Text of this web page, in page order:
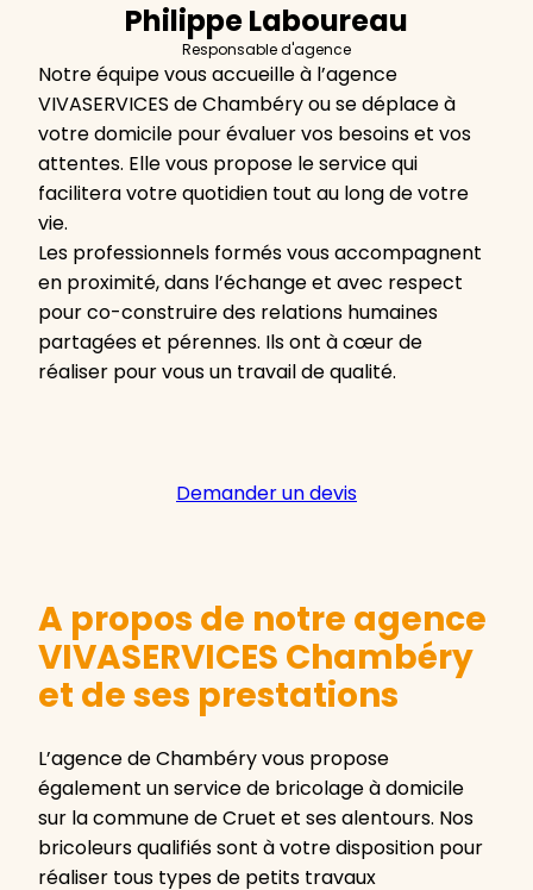
Philippe Laboureau
Responsable d'agence
Notre équipe vous accueille à l’agence
VIVASERVICES de Chambéry ou se déplace à
votre domicile pour évaluer vos besoins et vos
attentes. Elle vous propose le service qui
facilitera votre quotidien tout au long de votre
vie.
Les professionnels formés vous accompagnent
en proximité, dans l’échange et avec respect
pour co-construire des relations humaines
partagées et pérennes. Ils ont à cœur de
réaliser pour vous un travail de qualité.
Demander un devis
A propos de notre agence
VIVASERVICES Chambéry
et de ses prestations
L’agence de Chambéry vous propose
également un service de bricolage à domicile
sur la commune de Cruet et ses alentours. Nos
bricoleurs qualifiés sont à votre disposition pour
réaliser tous types de petits travaux